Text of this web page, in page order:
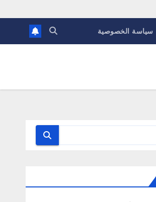
سياسة الخصوصية